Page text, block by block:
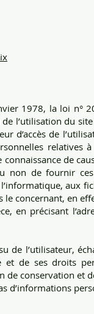
1978, la loi n°
l’utilisation du
d’accès de
relatives
de
non de fournir
aux
concernant, en
en précisant
de l’utilisateur,
de ses droits
conservation et
d’informations